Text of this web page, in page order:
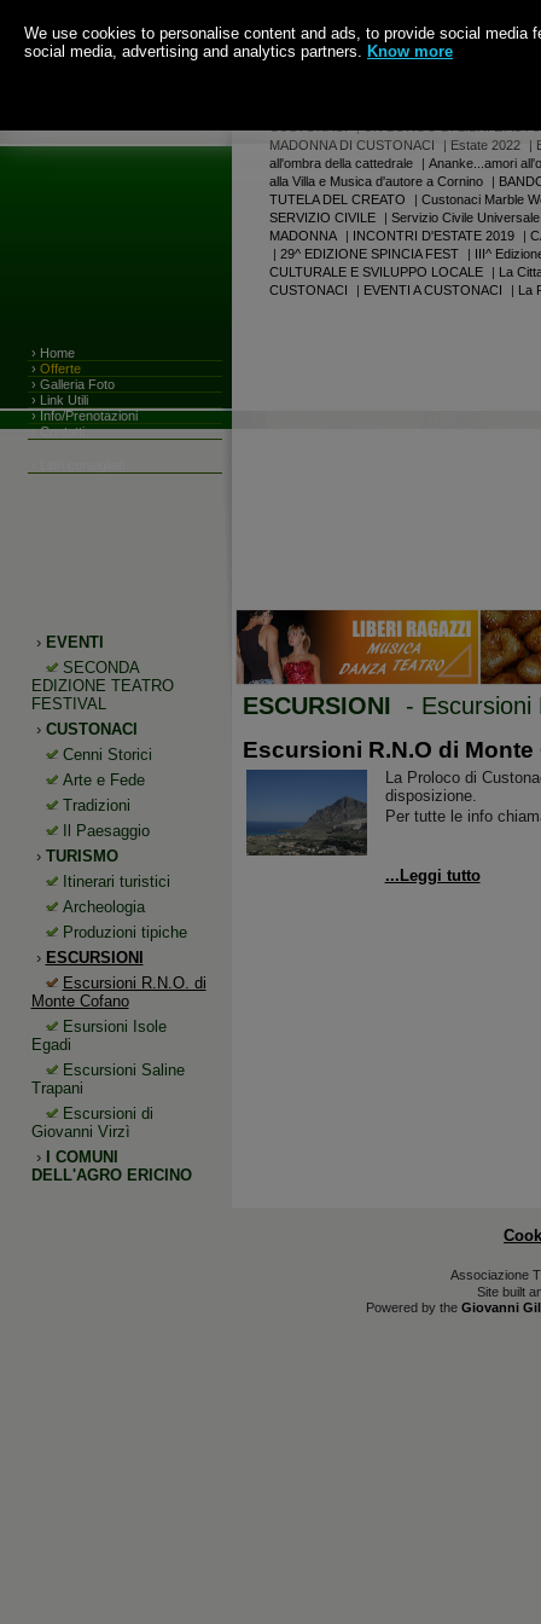
Ore 1:44.06 di Venerdi
MADONNA DI CUSTONACI
Estate 2022
all'ombra della cattedrale
Ananke...amori
alla Villa e Musica d'autore a Cornino
TUTELA DEL CREATO
Custonaci Marble
SERVIZIO CIVILE
Servizio Civile
MADONNA
INCONTRI D'ESTATE 2019
29^ EDIZIONE SPINCIA FEST
III^
CULTURALE E SVILUPPO LOCALE
La
CUSTONACI
EVENTI A CUSTONACI La
› Home
› Offerte
› Galleria Foto
› Link Utili
›Info/Prenotazioni
›Contatti
› EVENTI
SECONDA
EDIZIONE TEATRO
FESTIVAL
› CUSTONACI
Cenni Storici
Arte e Fede
Tradizioni
Il Paesaggio
› TURISMO
Itinerari turistici
Archeologia
Produzioni tipiche
› ESCURSIONI
Escursioni R.N.O. di
Monte Cofano
Esursioni Isole
Egadi
Escursioni Saline
Trapani
Escursioni di
Giovanni Virzì
›
I COMUNI
DELL'AGRO ERICINO
ESCURSIONI - Escursioni
Escursioni R.N.O di Monte
La Proloco di
disposizione.
Per tutte le info
...Leggi tutto
Associazione
Site built
Powered by the Giovanni
We use cookies to personalise content and ads, to provide social
social media, advertising and analytics partners. Know more